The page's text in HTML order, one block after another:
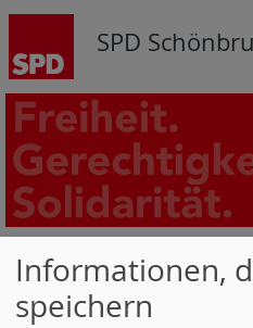
SPD
Kontakt
Mit * markierte Felder
Informationen,
speichern